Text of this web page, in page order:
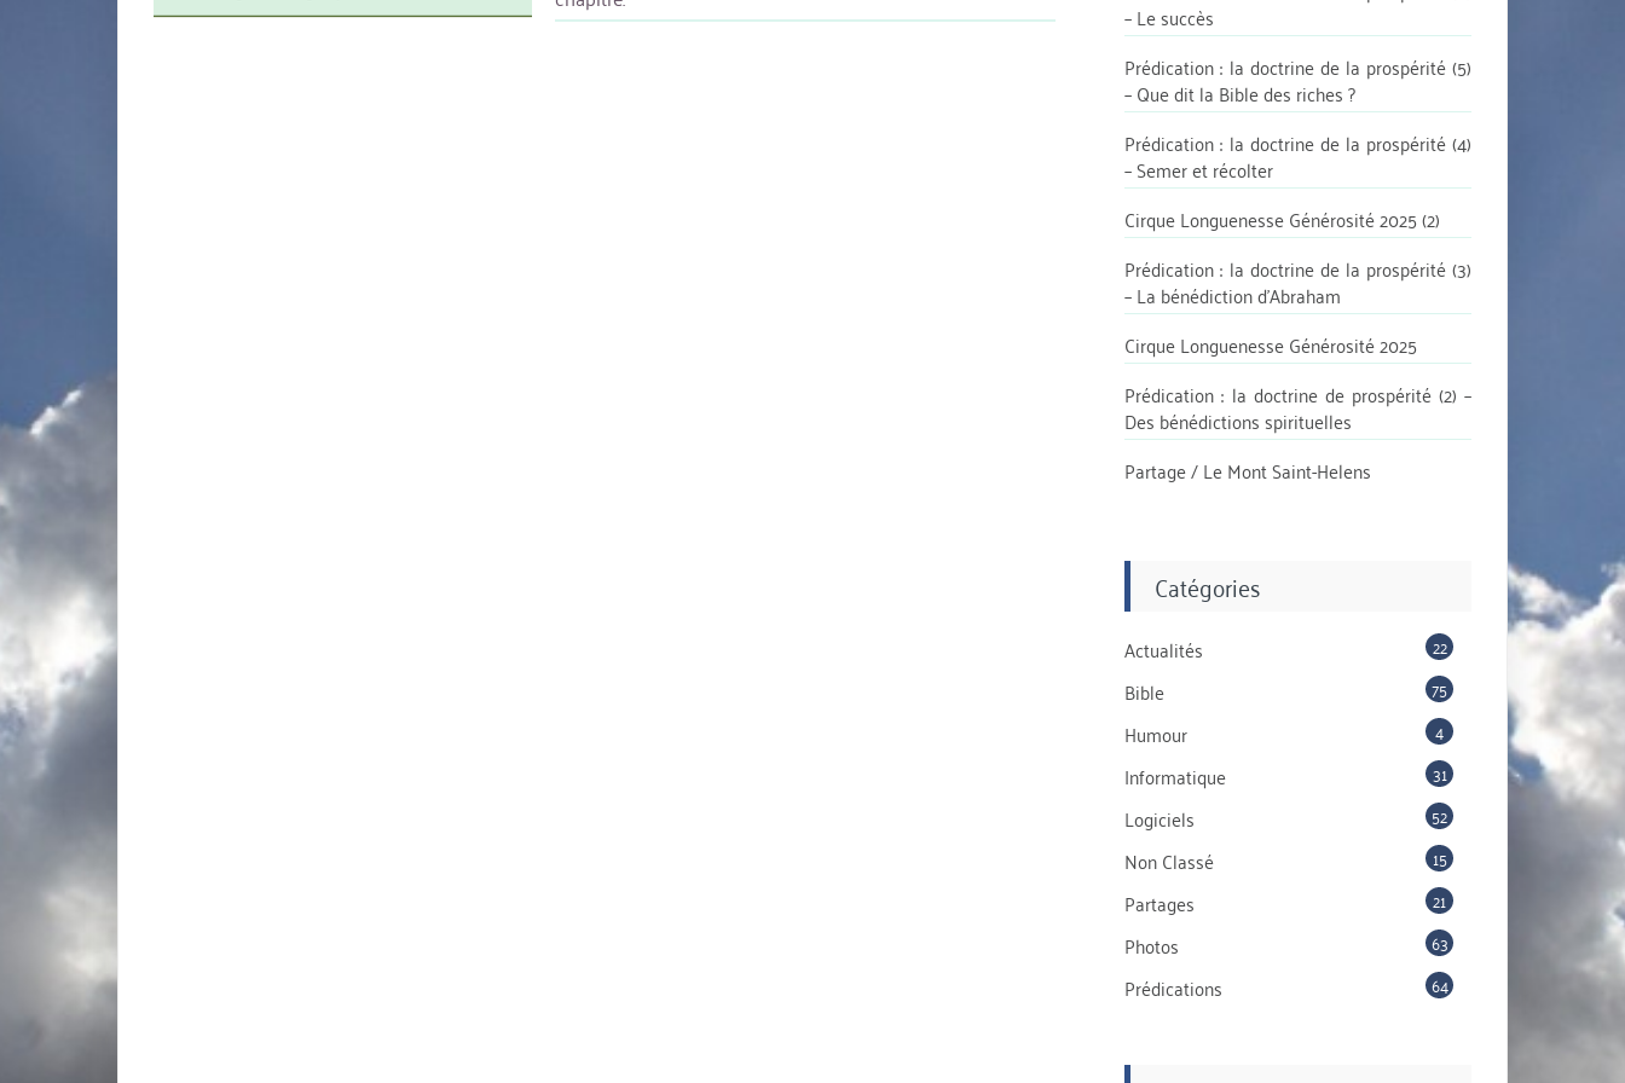
– Le succès
Prédication : la doctrine de la prospérité (5)
– Que dit la Bible des riches ?
Prédication : la doctrine de la prospérité (4)
– Semer et récolter
Cirque Longuenesse Générosité 2025 (2)
Prédication : la doctrine de la prospérité (3)
– La bénédiction d’Abraham
Cirque Longuenesse Générosité 2025
Prédication : la doctrine de prospérité (2) –
Des bénédictions spirituelles
Partage / Le Mont Saint-Helens
Catégories
Actualités 22
Bible 75
Humour 4
Informatique 31
Logiciels 52
Non Classé 15
Partages 21
Photos 63
Prédications 64